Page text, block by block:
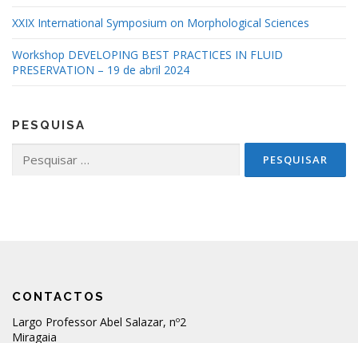
XXIX International Symposium on Morphological Sciences
Workshop DEVELOPING BEST PRACTICES IN FLUID
PRESERVATION – 19 de abril 2024
PESQUISA
por:
CONTACTOS
Largo Professor Abel Salazar, nº2
Miragaia